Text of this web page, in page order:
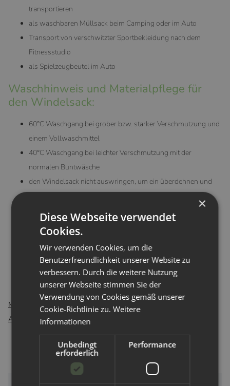
transportieren
als waschbaren Müllsack beim Camping oder im Auto
Transport von verschwitzter Sportbekleidung nach dem
Fitnessstudio
als Spielzeugbeutel im Auto
Waschhinweis und Materialpflege für
den Windelsack:
60°C Waschgang bei grober bzw. starker Verschmutzung und
einem Vollwaschmittel
40°C Waschgang bei leichter Verschmutzung mit der
normalen Buntwäsche
den Windelsack nicht auswringen, um ein überdehnen und
bitte keinen Weichspüler verwenden, dieser kann die PUL
Lufttrocknung bevorzugt verwenden, Trocknen im Trockner
höchstens auf Schonstufe
nicht bügeln!
Material:
100% recyceltes Polyester mit einer Membran aus PUL
Abmaße:
40x70cm
×
Diese Webseite verwendet
Cookies.
Wir verwenden Cookies, um die
Benutzerfreundlichkeit unserer Website zu
verbessern. Durch die weitere Nutzung
unserer Webseite stimmen Sie der
Verwendung von Cookies gemäß unserer
Cookie-Richtlinie zu.Weitere
Informationen
Unbedingt
erforderlich
Performance